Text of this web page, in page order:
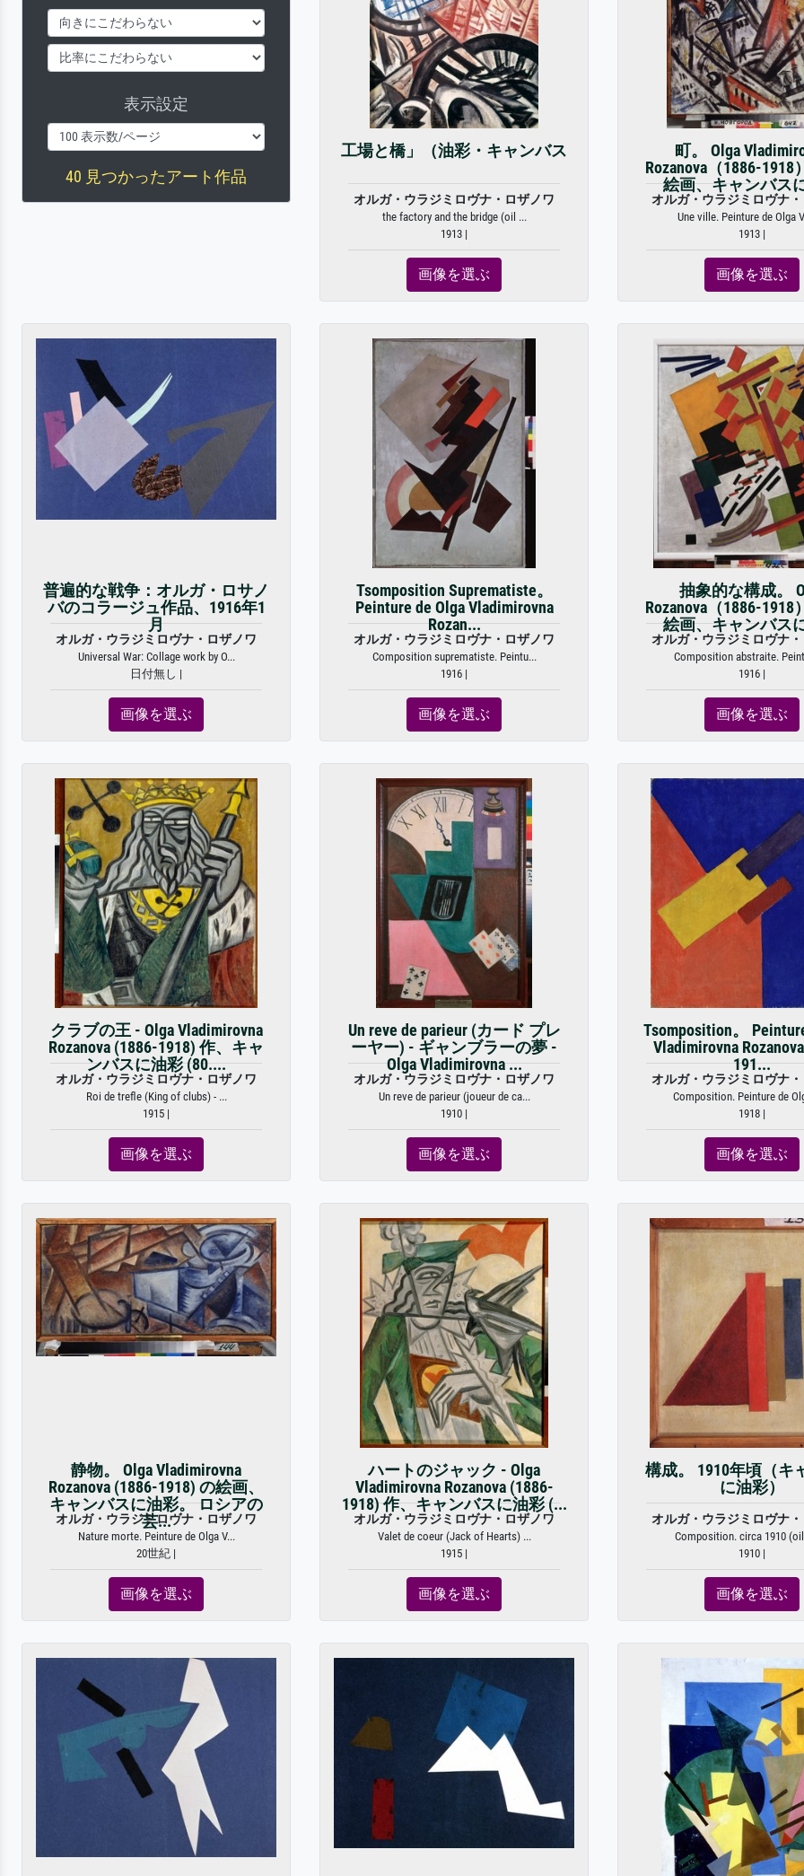
表示設定
40 見つかったアート作品
工場と橋」（油彩・キャンバス
オルガ・ウラジミロヴナ・ロザノワ
the factory and the bridge (oil ...
1913 |
画像を選ぶ
町。 Olga
Rozanova（1886-1918
絵画、キャンバス
オルガ・ウラジミロヴナ
Une ville. Peinture de Olga
1913 |
画像を選ぶ
普遍的な戦争：オルガ・ロサノ
バのコラージュ作品、1916年1
月
オルガ・ウラジミロヴナ・ロザノワ
Universal War: Collage work by O...
日付無し |
画像を選ぶ
Tsomposition Suprematiste。
Peinture de Olga Vladimirovna
Rozan...
オルガ・ウラジミロヴナ・ロザノワ
Composition suprematiste. Peintu...
1916 |
画像を選ぶ
抽象的な構成。
Rozanova（1886-1918
絵画、キャンバス
オルガ・ウラジミロヴナ
Composition abstraite.
1916 |
画像を選ぶ
クラブの王 - Olga Vladimirovna
Rozanova (1886-1918) 作、キャ
ンバスに油彩 (80....
オルガ・ウラジミロヴナ・ロザノワ
Roi de trefle (King of clubs) - ...
1915 |
画像を選ぶ
Un reve de parieur (カード プレ
ーヤー) - ギャンブラーの夢 -
Olga Vladimirovna ...
オルガ・ウラジミロヴナ・ロザノワ
Un reve de parieur (joueur de ca...
1910 |
画像を選ぶ
Tsomposition。
Vladimirovna
191...
オルガ・ウラジミロヴナ
Composition. Peinture de
1918 |
画像を選ぶ
静物。 Olga Vladimirovna
Rozanova (1886-1918) の絵画、
キャンバスに油彩。 ロシアの
芸...
オルガ・ウラジミロヴナ・ロザノワ
Nature morte. Peinture de Olga V...
20世紀 |
画像を選ぶ
ハートのジャック - Olga
Vladimirovna Rozanova (1886-
1918) 作、キャンバスに油彩 (...
オルガ・ウラジミロヴナ・ロザノワ
Valet de coeur (Jack of Hearts) ...
1915 |
画像を選ぶ
構成。 1910年頃（キ
に油彩）
オルガ・ウラジミロヴナ
Composition. circa 1910
1910 |
画像を選ぶ